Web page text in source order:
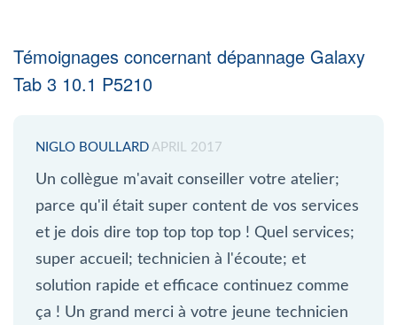
Témoignages concernant dépannage Galaxy
Tab 3 10.1 P5210
NIGLO BOULLARD APRIL 2017
Un collègue m'avait conseiller votre atelier;
parce qu'il était super content de vos services
et je dois dire top top top top ! Quel services;
super accueil; technicien à l'écoute; et
solution rapide et efficace continuez comme
ça ! Un grand merci à votre jeune technicien